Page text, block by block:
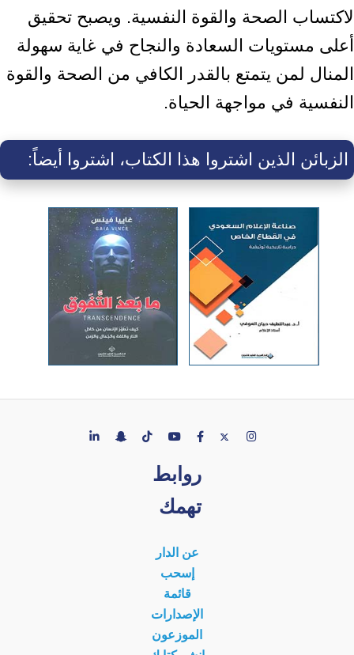
لاكتساب ‏الصحة والقوة النفسية. ويصبح تحقيق
أعلى مستويات السعادة والنجاح في غاية ‏سهولة
المنال لمن يتمتع بالقدر الكافي من الصحة والقوة
النفسية في مواجهة ‏الحياة.‏
الزبائن الذين اشتروا هذا الكتاب، اشتروا أيضاً:
روابط
تهمك
عن الدار
إسحب
قائمة
الإصدارات
الموزعون